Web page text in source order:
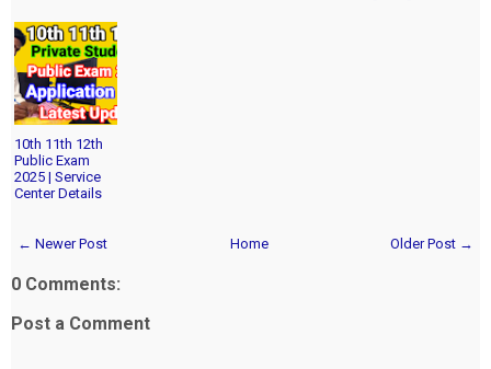
10th 11th 12th
Public Exam
2025 | Service
Center Details
← Newer Post Older Post →
Home
0 Comments:
Post a Comment